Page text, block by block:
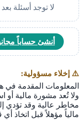
لا توجد أسئلة
أنشئ حساباً
⚠️ إخلاء مسؤولية:
المعلومات المقدمة في
ولا تُعد مشورة مالية أو
مخاطر عالية وقد تؤدي
مالياً مؤهلاً قبل اتخاذ أي